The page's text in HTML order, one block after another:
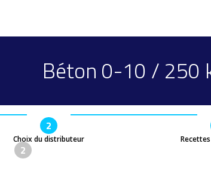
Béton 0-10 / 250
2
Choix du distributeur
2